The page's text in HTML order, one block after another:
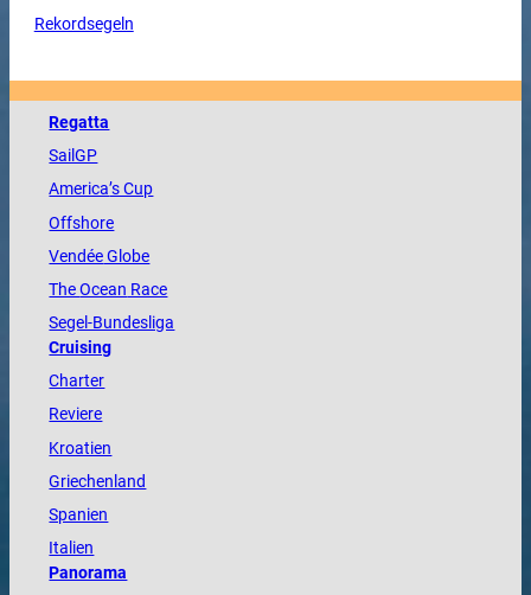
Rekordsegeln
Regatta
SailGP
America’s Cup
Offshore
VendéeGlobe
TheOcean Race
Segel-Bundesliga
Cruising
Charter
Reviere
Kroatien
Griechenland
Spanien
Italien
Panorama